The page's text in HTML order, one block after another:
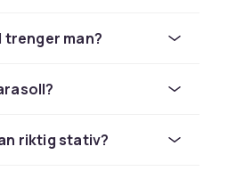
10 grader. Velg en
duk i UPF 50+.
og
den vanligste
man?
riktig stativ?